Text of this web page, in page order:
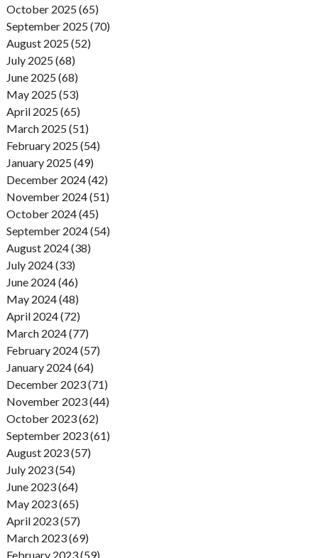
October 2025 (65)
September 2025 (70)
August 2025 (52)
July 2025 (68)
June 2025 (68)
May 2025 (53)
April 2025 (65)
March 2025 (51)
February 2025 (54)
January 2025 (49)
December 2024 (42)
November 2024 (51)
October 2024 (45)
September 2024 (54)
August 2024 (38)
July 2024 (33)
June 2024 (46)
May 2024 (48)
April 2024 (72)
March 2024 (77)
February 2024 (57)
January 2024 (64)
December 2023 (71)
November 2023 (44)
October 2023 (62)
September 2023 (61)
August 2023 (57)
July 2023 (54)
June 2023 (64)
May 2023 (65)
April 2023 (57)
March 2023 (69)
February 2023 (59)